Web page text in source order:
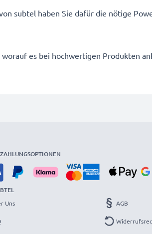
subtel haben Sie dafür die nötige
es bei hochwertigen Produkten
Uns AGB